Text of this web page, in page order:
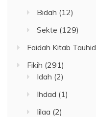
Bidah (12)
Sekte (129)
Faidah Kitab Tauhid
Fikih (291)
Idah (2)
Ihdad (1)
Iilaa (2)